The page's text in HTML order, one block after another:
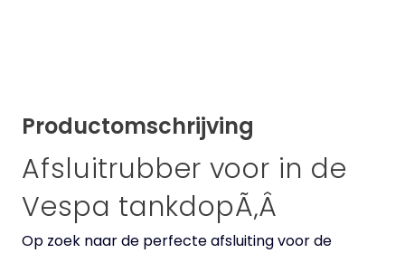
Productomschrijving
Afsluitrubber voor in de
Vespa tankdopÃ‚Â
Op zoek naar de perfecte afsluiting voor de